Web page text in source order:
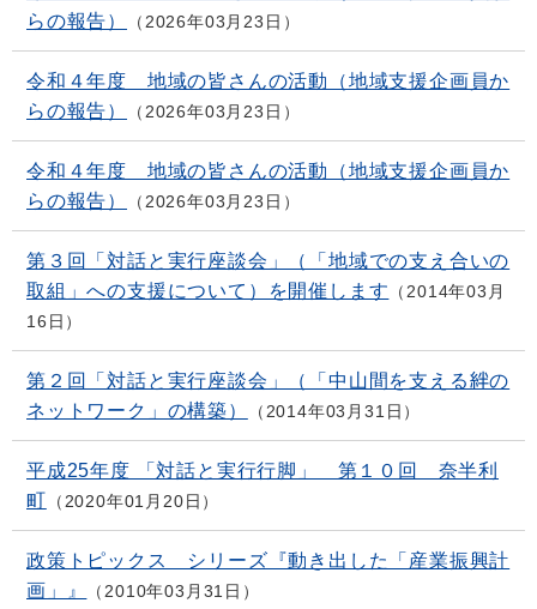
らの報告）
2026年03月23日
令和４年度 地域の皆さんの活動（地域支援企画員か
らの報告）
2026年03月23日
令和４年度 地域の皆さんの活動（地域支援企画員か
らの報告）
2026年03月23日
第３回「対話と実行座談会」（「地域での支え合いの
取組」への支援について）を開催します
2014年03月
16日
第２回「対話と実行座談会」（「中山間を支える絆の
ネットワーク」の構築）
2014年03月31日
平成25年度 「対話と実行行脚」 第１０回 奈半利
町
2020年01月20日
政策トピックス シリーズ『動き出した「産業振興計
画」』
2010年03月31日